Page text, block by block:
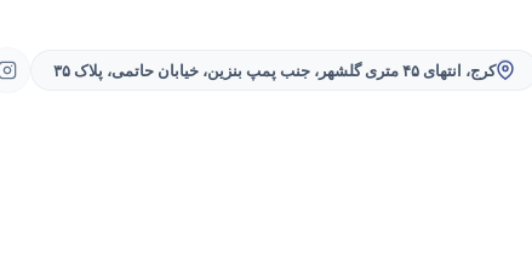
کرج، انتهای ۴۵ متری گلشهر، جنب پمپ بنزین، خیابان حاتمی، پلاک ۳۵